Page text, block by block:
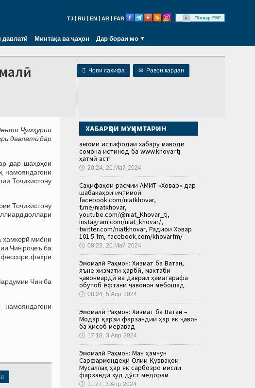
TJ RU EN AR FAR "Ховар FM"
Минтақа ва ҷаҳон Дар бораи мо
 Чопи саҳифа ✉ Равон кардан
Ҷумҳурии
давлатӣ дар
дар шаҳрҳои
намояндагони
Тоҷикистону
Тоҷикистону
доллари
ҳамкорӣ миёни
Чин роҷеъ ба
фахрӣ
Чин ба
ХАБАРҲОИ МУҲИМТАРИН
Ҳангоми истифодаи хабару маводи
сомона истинод ба www.khovar.tj
ҳатмӣ аст!
🕔 20:24, 20.Май 2024
Саҳифаҳои расмии АМИТ «Ховар» дар
шабакаҳои иҷтимоӣ:
facebook.com/niatkhovar,
t.me/niatkhovar,
youtube.com/@niat_Khovar_tj,
instagram.com/niat_khovar/,
twitter.com/niatkhovar, Радиои Ховар
101.5 fm, facebook.com/khovarfm/
🕔 08:23, 20.Май 2024
Эмомалӣ Раҳмон: Хизмат ба Ватан,
яъне хизмати ҳарбӣ, мактаби
ҷавонмардӣ ва давраи ҳаматарафа
обутоб ёфтани ҷавонон мебошад
🕔 08:24, 5.Апр 2024
Эмомалӣ Раҳмон: Хизмат ба Ватан –
Модар қарзи фарзандии ҳар як ҷавон
ба ҳисоб меравад
🕔 17:18, 3.Апр 2024
Эмомалӣ Раҳмон: Ман ҳамчун
Сарфармондеҳи Олии Қувваҳои
Мусаллаҳ ҳар як сарбозро мисли
фарзанди худ дӯст медорам
🕔 11:27, 3.Апр 2024